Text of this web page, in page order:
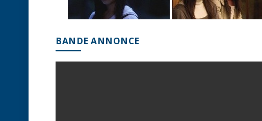
BANDE ANNONCE